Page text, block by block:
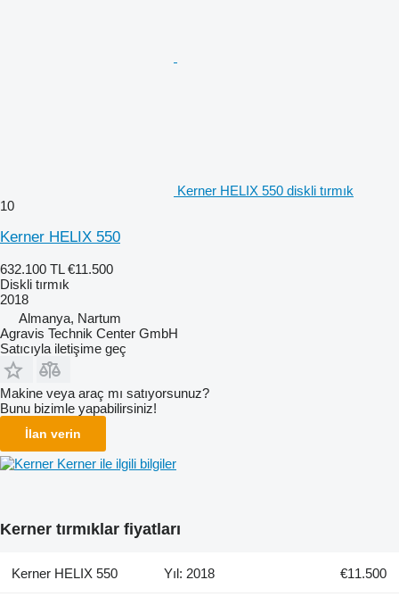
Kerner HELIX 550 diskli tırmık
10
Kerner HELIX 550
632.100 TL €11.500
Diskli tırmık
2018
Almanya, Nartum
Agravis Technik Center GmbH
Satıcıyla iletişime geç
Makine veya araç mı satıyorsunuz?
Bunu bizimle yapabilirsiniz!
İlan verin
Kerner ile ilgili bilgiler
Kerner tırmıklar fiyatları
Kerner HELIX 550 Yıl: 2018 €11.500